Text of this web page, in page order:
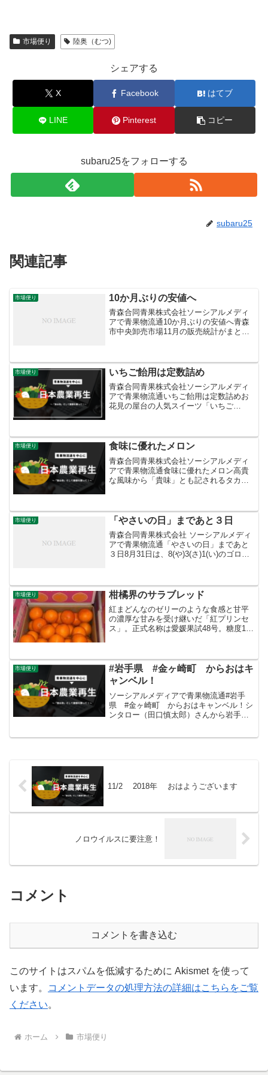
市場便り 陸奥（むつ)
シェアする
X Facebook はてブ
LINE Pinterest コピー
subaru25をフォローする
subaru25
関連記事
市場便り 10か月ぶりの安値へ
青森合同青果株式会社ソーシアルメディ
アで青果物流通10か月ぶりの安値へ青森
市中央卸売市場11月の販売統計がまとま
ダウンし93％の「平年並み」に。今年１
月から10か月連...
市場便り いちご飴用は定数詰め
青森合同青果株式会社ソーシアルメディ
アで青果物流通いちご飴用は定数詰めお
花見の屋台の人気スイーツ「いちご
のＡ品規格でも対応できますが、粒の大
きさと形状がそろったものが求...
市場便り 食味に優れたメロン
青森合同青果株式会社ソーシアルメディ
アで青果物流通食味に優れたメロン高貴
な風味から「貴味」とも記されるタカミ
もメリットの多い品種と言...
市場便り 「やさいの日」まであと３日
青森合同青果株式会社 ソーシアルメディ
アで青果物流通「やさいの日」まであと
３日8月31日は、8(や)3(さ)1(い)のゴロ合
の...
市場便り 柑橘界のサラブレッド
紅まどんなのゼリーのような食感と甘平
の濃厚な甘みを受け継いだ「紅プリンセ
ス」。正式名称は愛媛果試48号。糖度12
だけが「紅プリンセス」を名乗ることが
できます。
市場便り
#岩手県 #金ヶ崎町 からおはキ
ャンベル！
ソーシアルメディアで青果物流通#岩手
県 #金ヶ崎町 からおはキャンベル！シ
ンタロー（田口慎太郎）さんから岩手県
11/2 2018年 おはようございます
ノロウイルスに要注意！
コメント
コメントを書き込む
このサイトはスパムを低減するために Akismet を使って
います。
コメントデータの処理方法の詳細はこちらをご覧
ください。
ホーム 市場便り